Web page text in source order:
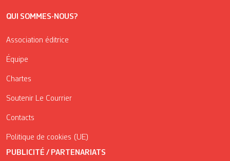
QUI SOMMES-NOUS?
Association éditrice
Équipe
Chartes
Soutenir Le Courrier
Contacts
Politique de cookies (UE)
PUBLICITÉ / PARTENARIATS